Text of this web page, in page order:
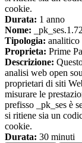
cookie.
Durata: 1 anno
Nome:
Tipologia: analitico
Proprieta: Prime
Descrizione:
analisi web open
proprietari di siti
misurare le
prefisso _pk_ses è
si ritiene sia un
cookie.
Durata: 30 minuti